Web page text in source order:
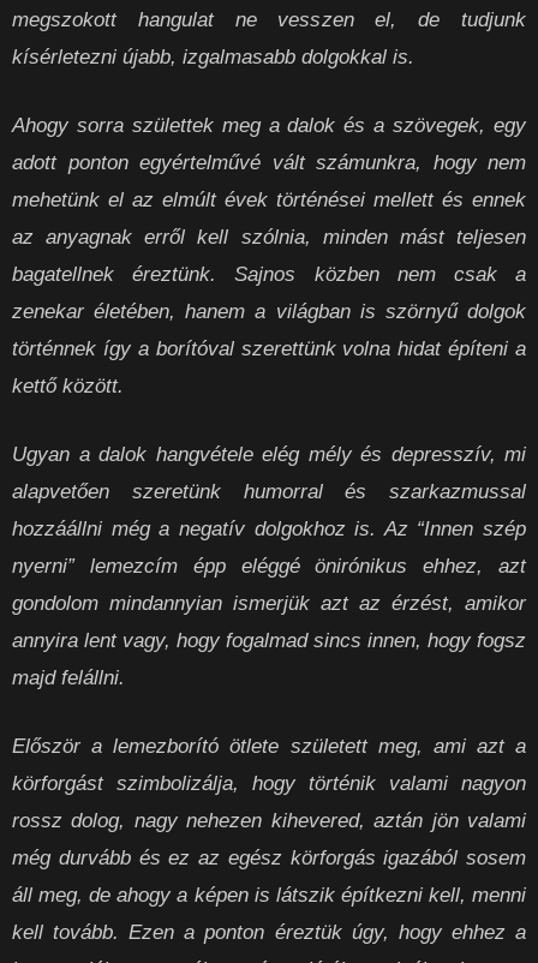
megszokott hangulat ne vesszen el, de tudjunk
kísérletezni újabb, izgalmasabb dolgokkal is.
Ahogy sorra születtek meg a dalok és a szövegek, egy
adott ponton egyértelművé vált számunkra, hogy nem
mehetünk el az elmúlt évek történései mellett és ennek
az anyagnak erről kell szólnia, minden mást teljesen
bagatellnek éreztünk. Sajnos közben nem csak a
zenekar életében, hanem a világban is szörnyű dolgok
történnek így a borítóval szerettünk volna hidat építeni a
kettő között.
Ugyan a dalok hangvétele elég mély és depresszív, mi
alapvetően szeretünk humorral és szarkazmussal
hozzáállni még a negatív dolgokhoz is. Az “Innen szép
nyerni” lemezcím épp eléggé önirónikus ehhez, azt
gondolom mindannyian ismerjük azt az érzést, amikor
annyira lent vagy, hogy fogalmad sincs innen, hogy fogsz
majd felállni.
Először a lemezborító ötlete született meg, ami azt a
körforgást szimbolizálja, hogy történik valami nagyon
rossz dolog, nagy nehezen kihevered, aztán jön valami
még durvább és ez az egész körforgás igazából sosem
áll meg, de ahogy a képen is látszik építkezni kell, menni
kell tovább. Ezen a ponton éreztük úgy, hogy ehhez a